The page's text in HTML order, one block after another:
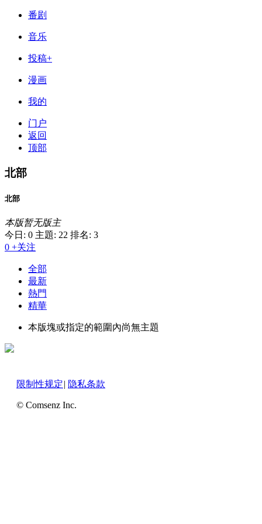
番剧
音乐
投稿+
漫画
我的
门户
返回
顶部
北部
北部
本版暂无版主
今日: 0 主題: 22 排名: 3
0 +关注
全部
最新
熱門
精華
本版塊或指定的範圍內尚無主題
限制性规定| 隐私条款
© Comsenz Inc.